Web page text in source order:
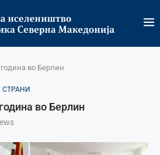
во Берлин
во Берлин